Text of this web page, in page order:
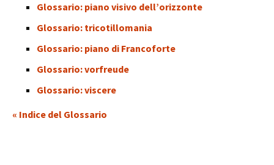
Glossario: piano visivo dell’orizzonte
Glossario: tricotillomania
Glossario: piano di Francoforte
Glossario: vorfreude
Glossario: viscere
« Indice del Glossario